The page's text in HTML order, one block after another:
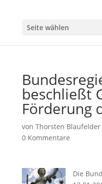
Seite wählen
beschließt
Förderung
von Thorsten Blaufelder
0 Kommentare
Die